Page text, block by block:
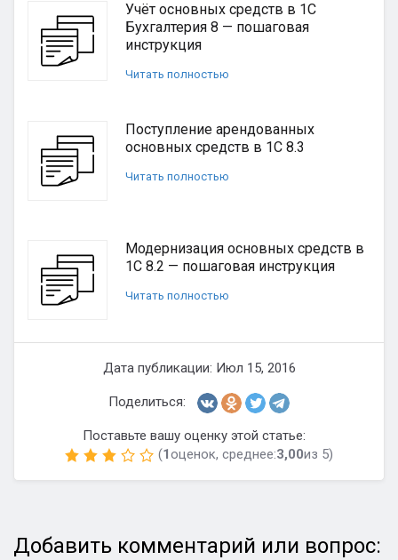
Учёт основных средств в 1С
Бухгалтерия 8 — пошаговая
инструкция
Читать полностью
Поступление арендованных
основных средств в 1С 8.3
Читать полностью
Модернизация основных средств в
1С 8.2 — пошаговая инструкция
Читать полностью
Дата публикации: Июл 15, 2016
Поделиться:
Поставьте вашу оценку этой статье:
(1оценок, среднее:3,00из 5)
Добавить комментарий или вопрос: